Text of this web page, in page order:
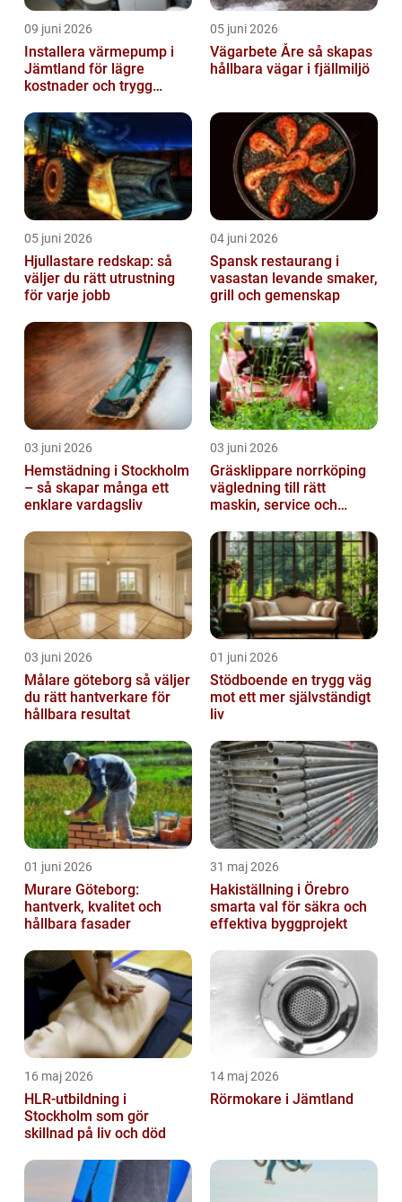
09 juni 2026
Installera värmepump i
Jämtland för lägre
kostnader och trygg
05 juni 2026
Vägarbete Åre så skapas
hållbara vägar i fjällmiljö
05 juni 2026
Hjullastare redskap: så
väljer du rätt utrustning
för varje jobb
04 juni 2026
Spansk restaurang i
vasastan levande smaker,
grill och gemenskap
03 juni 2026
Hemstädning i Stockholm
– så skapar många ett
enklare vardagsliv
03 juni 2026
Gräsklippare norrköping
vägledning till rätt
maskin, service och
03 juni 2026
Målare göteborg så väljer
du rätt hantverkare för
hållbara resultat
01 juni 2026
Stödboende en trygg väg
mot ett mer självständigt
liv
01 juni 2026
Murare Göteborg:
hantverk, kvalitet och
hållbara fasader
31 maj 2026
Hakiställning i Örebro
smarta val för säkra och
effektiva byggprojekt
16 maj 2026
HLR-utbildning i
Stockholm som gör
skillnad på liv och död
14 maj 2026
Rörmokare i Jämtland